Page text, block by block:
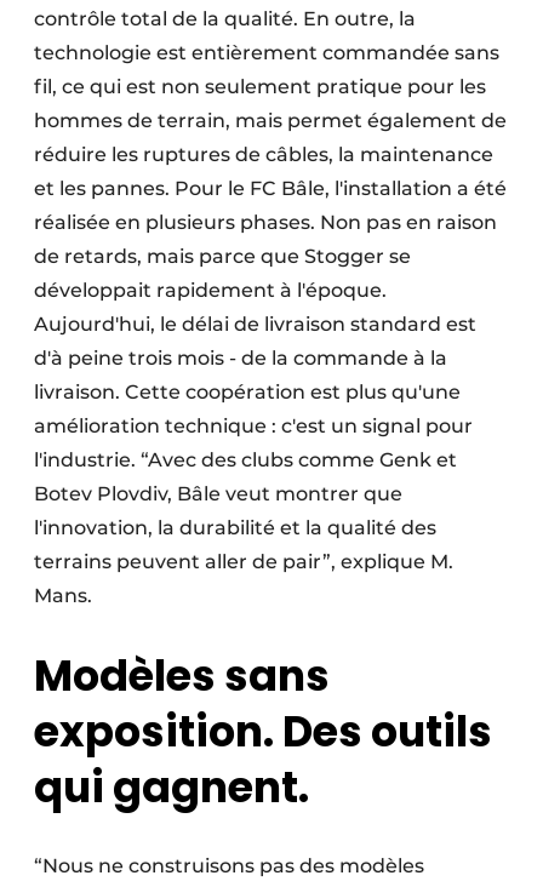
contrôle total de la qualité. En outre, la
technologie est entièrement commandée sans
fil, ce qui est non seulement pratique pour les
hommes de terrain, mais permet également de
réduire les ruptures de câbles, la maintenance
et les pannes. Pour le FC Bâle, l'installation a été
réalisée en plusieurs phases. Non pas en raison
de retards, mais parce que Stogger se
développait rapidement à l'époque.
Aujourd'hui, le délai de livraison standard est
d'à peine trois mois - de la commande à la
livraison. Cette coopération est plus qu'une
amélioration technique : c'est un signal pour
l'industrie. “Avec des clubs comme Genk et
Botev Plovdiv, Bâle veut montrer que
l'innovation, la durabilité et la qualité des
terrains peuvent aller de pair”, explique M.
Mans.
Modèles sans
exposition. Des outils
qui gagnent.
“Nous ne construisons pas des modèles